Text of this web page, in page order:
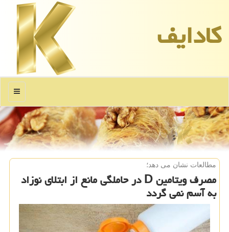
كادایف
منو
مطالعات نشان می دهد؛
مصرف ویتامین D در حاملگی مانع از ابتلای نوزاد
به آسم نمی گردد